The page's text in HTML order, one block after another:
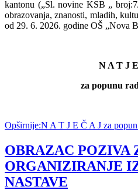
kantonu („Sl. novine KSB „
obrazovanja, znanosti, mladih,
od 29. 6. 2026. godine OŠ „Nova
N A T J
za popunu
Opširnije:N A T J E Č A J za
OBRAZAC POZIVA
ORGANIZIRANJE
NASTAVE